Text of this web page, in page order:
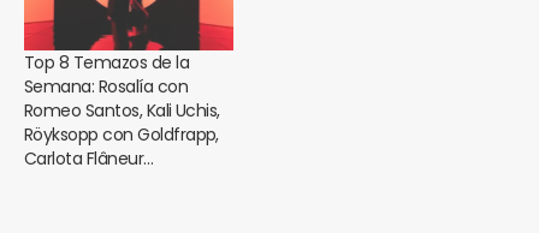
Top 8 Temazos de la
Semana: Rosalía con
Romeo Santos, Kali Uchis,
Röyksopp con Goldfrapp,
Carlota Flâneur…